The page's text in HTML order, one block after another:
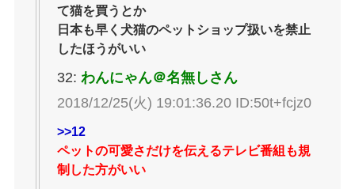
て猫を買うとか
日本も早く犬猫のペットショップ扱いを禁止
したほうがいい
32: わんにゃん＠名無しさん
2018/12/25(火) 19:01:36.20 ID:50t+fcjz0
>>12
ペットの可愛さだけを伝えるテレビ番組も規
制した方がいい